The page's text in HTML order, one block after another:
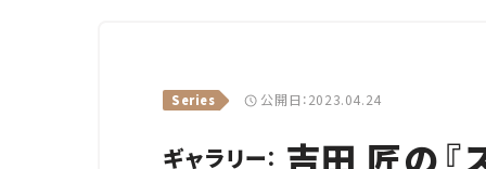
Series 公開日：2023.04.24
ギャラリー： 吉田 匠の